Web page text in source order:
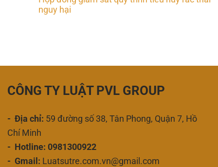
nguy hại
CÔNG TY LUẬT PVL GROUP
- Địa chỉ: 59 đường số 38, Tân Phong, Quận 7, Hồ
Chí Minh
- Hotline: 0981300922
- Gmail: Luatsutre.com.vn@gmail.com